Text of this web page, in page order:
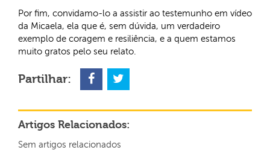
Por fim, convidamo-lo a assistir ao testemunho em vídeo
da Micaela, ela que é, sem dúvida, um verdadeiro
exemplo de coragem e resiliência, e a quem estamos
muito gratos pelo seu relato.
Partilhar:
Artigos Relacionados:
Sem artigos relacionados